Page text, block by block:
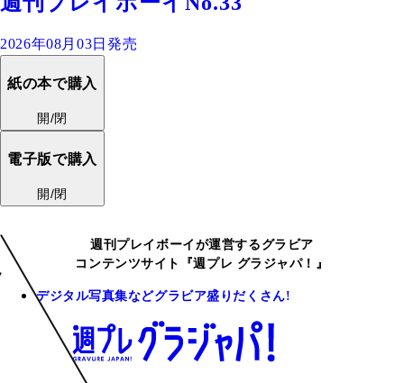
2026年08月03日発売
紙の本で購入
開/閉
電子版で購入
開/閉
週刊プレイボーイが運営するグラビア
コンテンツサイト『週プレ グラジャパ！』
デジタル写真集などグラビア盛りだくさん!